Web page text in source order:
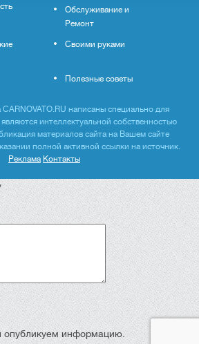
Обслуживание и
Ремонт
Своими руками
Полезные советы
написаны специально для
интеллектуальной собственностью
материалов сайта на Вашем сайте
полной активной ссылки на источник.
Реклама Контакты
информацию.